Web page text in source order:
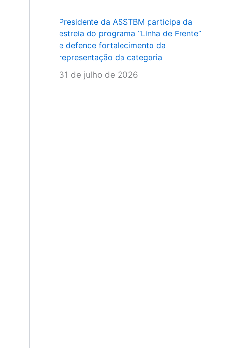
Presidente da ASSTBM participa da
estreia do programa “Linha de Frente”
e defende fortalecimento da
representação da categoria
31 de julho de 2026